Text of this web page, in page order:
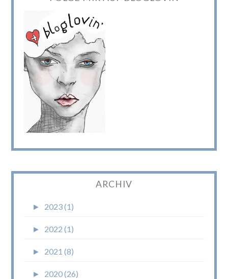
ARCHIV
► 2023 (1)
► 2022 (1)
► 2021 (8)
► 2020 (26)